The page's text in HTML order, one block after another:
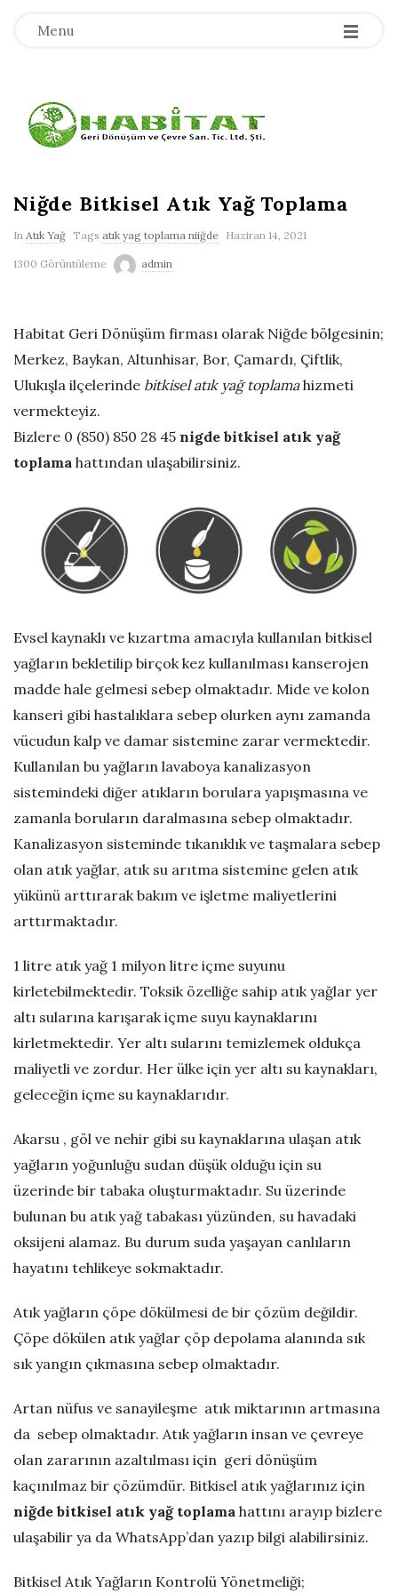
Menu -
-
-
H
b
i
a
t
G
e
ö
n
ü
ş
ü
m
–
A
t
ı
k
Y
a
ğ
B
l
o
ğ
u
Niğde Bitkisel Atık Yağ Toplama
In Atık Yağ Tags atık yag toplama niiğde Haziran 14, 2021
1300 Görüntüleme admin
Habitat Geri Dönüşüm firması olarak Niğde bölgesinin;
Merkez, Baykan, Altunhisar, Bor, Çamardı, Çiftlik,
Ulukışla ilçelerinde bitkisel atık yağ toplamahizmeti
vermekteyiz.
Bizlere 0 (850) 850 28 45 nigde bitkisel atık yağ
toplama hattından ulaşabilirsiniz.
Evsel kaynaklı ve kızartma amacıyla kullanılan bitkisel
yağların bekletilip birçok kez kullanılması kanserojen
madde hale gelmesi sebep olmaktadır. Mide ve kolon
kanseri gibi hastalıklara sebep olurken aynı zamanda
vücudun kalp ve damar sistemine zarar vermektedir.
Kullanılan bu yağların lavaboya kanalizasyon
sistemindeki diğer atıkların borulara yapışmasına ve
zamanla boruların daralmasına sebep olmaktadır.
Kanalizasyon sisteminde tıkanıklık ve taşmalara sebep
olan atık yağlar, atık su arıtma sistemine gelen atık
yükünü arttırarak bakım ve işletme maliyetlerini
arttırmaktadır.
1 litre atık yağ 1 milyon litre içme suyunu
kirletebilmektedir. Toksik özelliğe sahip atık yağlar yer
altı sularına karışarak içme suyu kaynaklarını
kirletmektedir. Yer altı sularını temizlemek oldukça
maliyetli ve zordur. Her ülke için yer altı su kaynakları,
geleceğin içme su kaynaklarıdır.
Akarsu , göl ve nehir gibi su kaynaklarına ulaşan atık
yağların yoğunluğu sudan düşük olduğu için su
üzerinde bir tabaka oluşturmaktadır. Su üzerinde
bulunan bu atık yağ tabakası yüzünden, su havadaki
oksijeni alamaz. Bu durum suda yaşayan canlıların
hayatını tehlikeye sokmaktadır.
Atık yağların çöpe dökülmesi de bir çözüm değildir.
Çöpe dökülen atık yağlar çöp depolama alanında sık
sık yangın çıkmasına sebep olmaktadır.
Artan nüfus ve sanayileşme atık miktarının artmasına
da sebep olmaktadır. Atık yağların insan ve çevreye
olan zararının azaltılması için geri dönüşüm
kaçınılmaz bir çözümdür. Bitkisel atık yağlarınız için
niğde bitkisel atık yağ toplama hattını arayıp bizlere
ulaşabilir ya da WhatsApp’dan yazıp bilgi alabilirsiniz.
Bitkisel Atık Yağların Kontrolü Yönetmeliği;